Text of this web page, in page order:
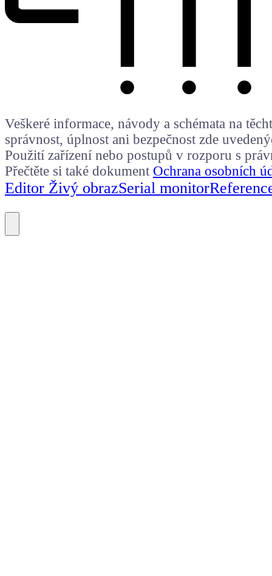
Veškeré informace, návody a schémata na
správnost, úplnost ani bezpečnost zde
Použití zařízení nebo postupů v rozporu s
Přečtěte si také dokument Ochrana osobních
Editor Živý obrazSerial monitor